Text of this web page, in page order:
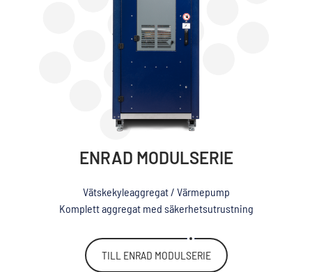
ENRAD MODULSERIE
Vätskekyleaggregat / Värmepump
Komplett aggregat med säkerhetsutrustning
TILL ENRAD MODULSERIE